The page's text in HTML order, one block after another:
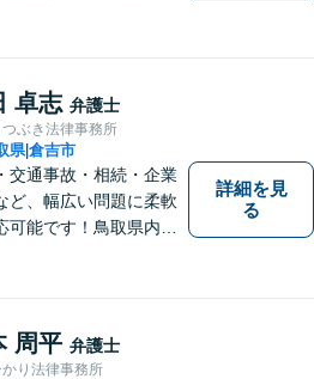
卓志 弁護士
ぶき法律事務所
県|倉吉市
交通事故・相続・企業
ど、幅広い問題に柔軟
可能です！鳥取県内の
もいいのか」と迷われ
方も、お気軽にご相談
い！【駐車場有】
詳細を見
る
周平 弁護士
り法律事務所